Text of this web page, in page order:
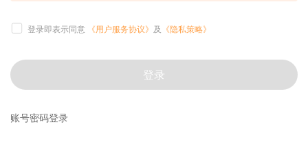
登录即表示同意 《用户服务协议》 及 《隐私策略》
登录
账号密码登录